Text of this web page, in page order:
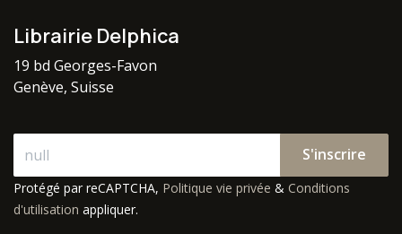
Librairie Delphica
19 bd Georges-Favon
Genève, Suisse
S'inscrire
Protégé par reCAPTCHA, Politique vie privée & Conditions
d'utilisation appliquer.